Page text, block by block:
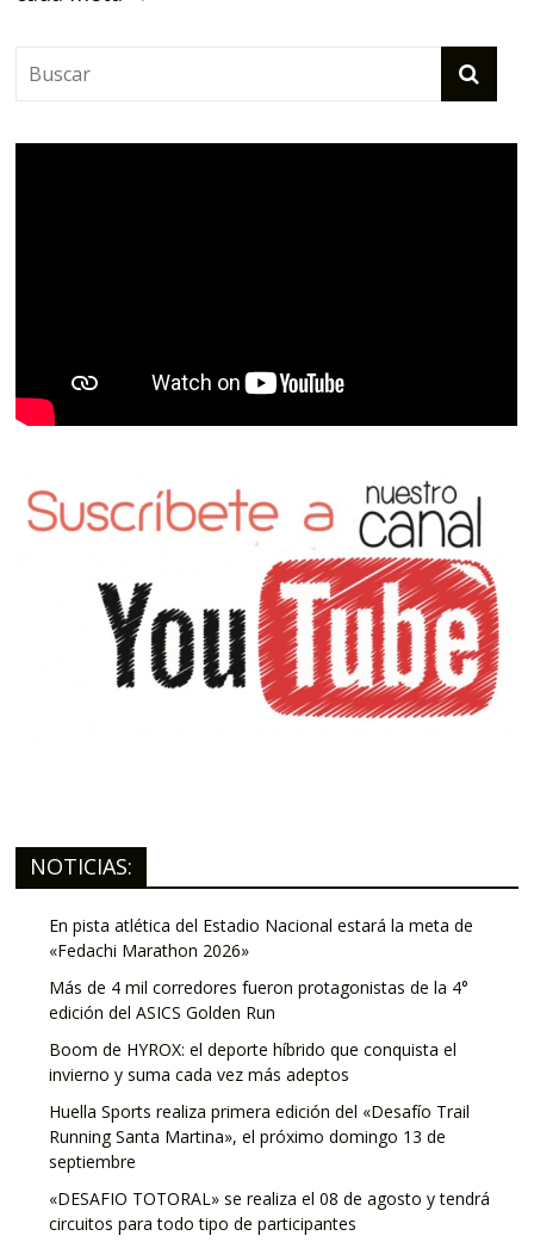
NOTICIAS:
En pista atlética del Estadio Nacional estará la meta de
«Fedachi Marathon 2026»
Más de 4 mil corredores fueron protagonistas de la 4°
edición del ASICS Golden Run
Boom de HYROX: el deporte híbrido que conquista el
invierno y suma cada vez más adeptos
Huella Sports realiza primera edición del «Desafío Trail
Running Santa Martina», el próximo domingo 13 de
septiembre
«DESAFIO TOTORAL» se realiza el 08 de agosto y tendrá
circuitos para todo tipo de participantes